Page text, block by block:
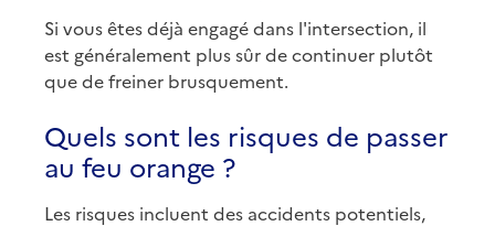
Si vous êtes déjà engagé dans l'intersection, il
est généralement plus sûr de continuer plutôt
que de freiner brusquement.
Quels sont les risques de passer
au feu orange ?
Les risques incluent des accidents potentiels,